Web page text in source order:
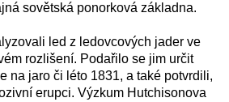
sovětská ponorková základna.
led z ledovcových jader ve
rozlišení. Podařilo se jim určit
na jaro či léto 1831, a také potvrdili,
erupci. Výzkum Hutchisonova